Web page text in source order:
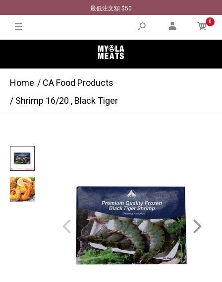
最低注文額 $50
0
Home
CA Food Products
Shrimp 16/20 , Black Tiger